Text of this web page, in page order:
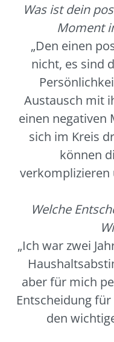
Was ist dein
Moment
„Den einen
nicht, es sind
Austausch mit
einen negativen
sich im Kreis
können
verkomplizieren
Welche
„Ich war zwei
aber für mich
Entscheidung
den